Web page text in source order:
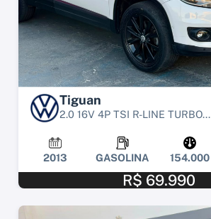
Tiguan
2.0 16V 4P TSI R-LINE TURBO...
2013 GASOLINA 154.000
R$ 69.990